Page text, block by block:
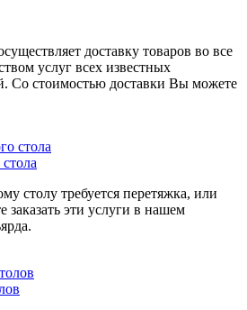
доставку товаров во все
услуг всех известных
Со стоимостью доставки Вы можете
столу требуется перетяжка, или
эти услуги в нашем